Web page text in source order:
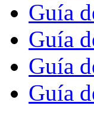
Guía
Guía
Guía
Guía